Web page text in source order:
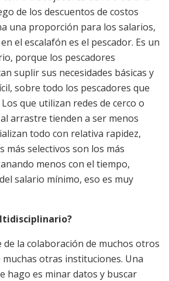
de los descuentos de costos
una proporción para los salarios,
el escalafón es el pescador. Es un
porque los pescadores
suplir sus necesidades básicas y
sobre todo los pescadores que
que utilizan redes de cerco o
arrastre tienden a ser menos
todo con relativa rapidez,
más selectivos son los más
menos con el tiempo,
salario mínimo, eso es muy
la colaboración de muchos otros
otras instituciones. Una
hago es minar datos y buscar